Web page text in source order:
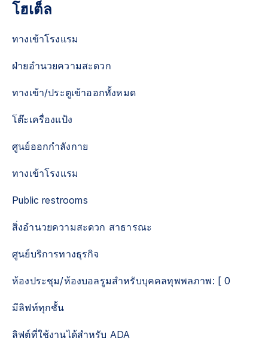
โฮเต็ล
ทางเข้าโรงแรม
ฝ่ายอำนวยความสะดวก
ทางเข้า/ประตูเข้าออกทั้งหมด
โต๊ะเครื่องแป้ง
ศูนย์ออกกำลังกาย
ทางเข้าโรงแรม
Public restrooms
สิ่งอำนวยความสะดวก สาธารณะ
ศูนย์บริการทางธุรกิจ
ห้องประชุม/ห้องบอลรูมสำหรับบุคคลทุพพลภาพ: [ 0
มีลิฟท์ทุกชั้น
ลิฟต์ที่ใช้งานได้สำหรับ ADA